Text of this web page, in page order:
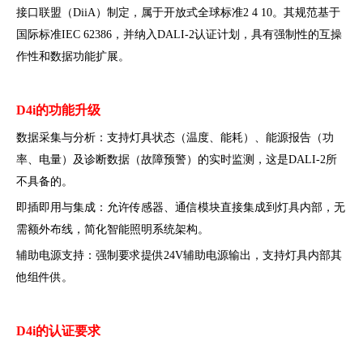
接口联盟（DiiA）制定，属于开放式全球标准2 4 10。其规范基于
国际标准IEC 62386，并纳入DALI-2认证计划，具有强制性的互操
作性和数据功能扩展。
D4i的功能升级
数据采集与分析：支持灯具状态（温度、能耗）、能源报告（功
率、电量）及诊断数据（故障预警）的实时监测，这是DALI-2所
不具备的。
即插即用与集成：允许传感器、通信模块直接集成到灯具内部，无
需额外布线，简化智能照明系统架构。
辅助电源支持：强制要求提供24V辅助电源输出，支持灯具内部其
他组件供。
D4i的认证要求